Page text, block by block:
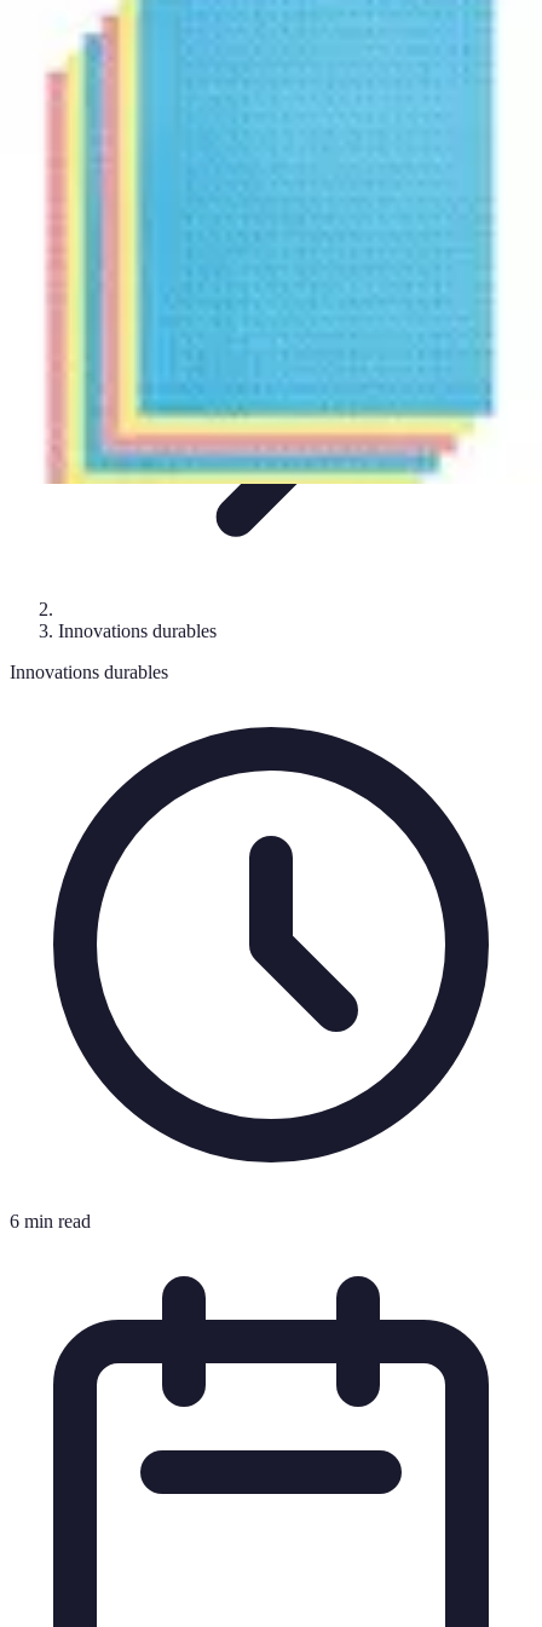
Avenir Écologique
Entreprises et Écologie
Jardinage Durable
Innovations durables
Innovations durables
6 min read